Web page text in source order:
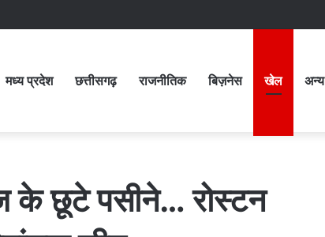
मध्य प्रदेश छत्तीसगढ़ राजनीतिक बिज़नेस खेल अन्य
के छूटे पसीने… रोस्टन